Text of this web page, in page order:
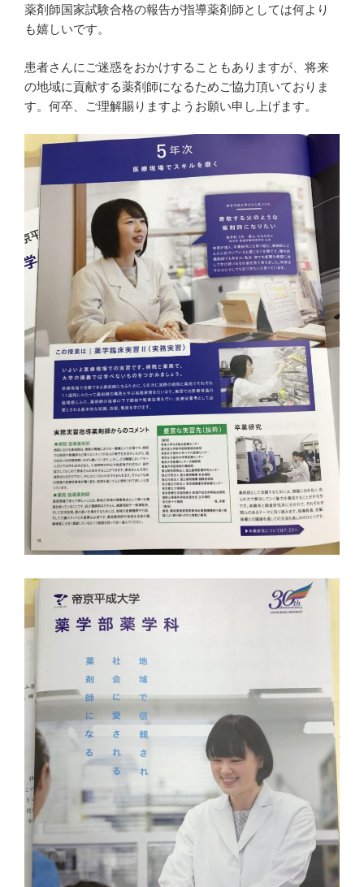
薬剤師国家試験合格の報告が指導薬剤師としては何より
も嬉しいです。
患者さんにご迷惑をおかけすることもありますが、将来
の地域に貢献する薬剤師になるためご協力頂いておりま
す。何卒、ご理解賜りますようお願い申し上げます。